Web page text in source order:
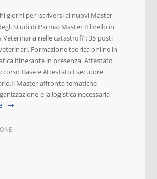
giorni per iscriversi ai nuovi Master
Studi di Parma: Master II livello in
Veterinaria nelle catastrofi”: 35 posti
Formazione teorica online in
itinerante in presenza. Attestato
Base e Attestato Esecutore
Master affronta tematiche
e la logistica necessaria